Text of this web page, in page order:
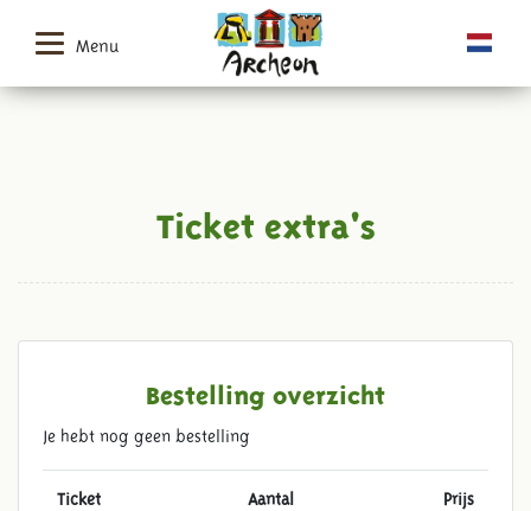
Menu
Ticket extra's
Bestelling overzicht
Je hebt nog geen bestelling
Ticket Aantal Prijs